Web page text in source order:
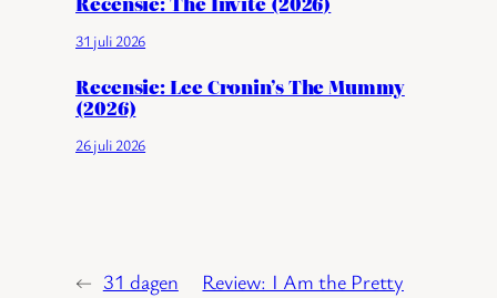
31 juli 2026
Recensie: Lee Cronin’s The Mummy
(2026)
26 juli 2026
← 31 dagen
Review: I Am the Pretty